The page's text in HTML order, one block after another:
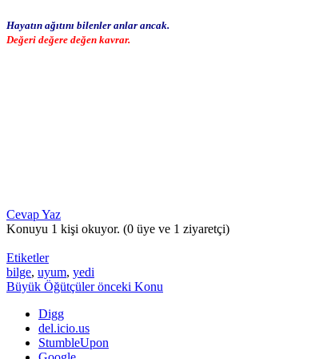
Hayatın ağıtını bilenler anlar ancak.
Değeri değere değen kavrar.
Cevap Yaz
Konuyu 1 kişi okuyor. (0 üye ve 1 ziyaretçi)
Etiketler
bilge, uyum, yedi
Büyük Öğütçülerönceki Konu
Digg
del.icio.us
StumbleUpon